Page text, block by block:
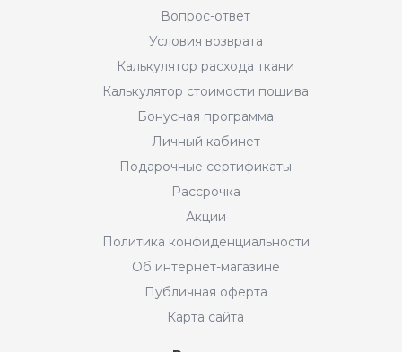
Вопрос-ответ
Условия возврата
Калькулятор расхода ткани
Калькулятор стоимости пошива
Бонусная программа
Личный кабинет
Подарочные сертификаты
Рассрочка
Акции
Политика конфиденциальности
Об интернет-магазине
Публичная оферта
Карта сайта